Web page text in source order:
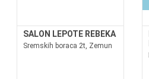
SALON LEPOTE REBEKA
Sremskih boraca 2t, Zemun